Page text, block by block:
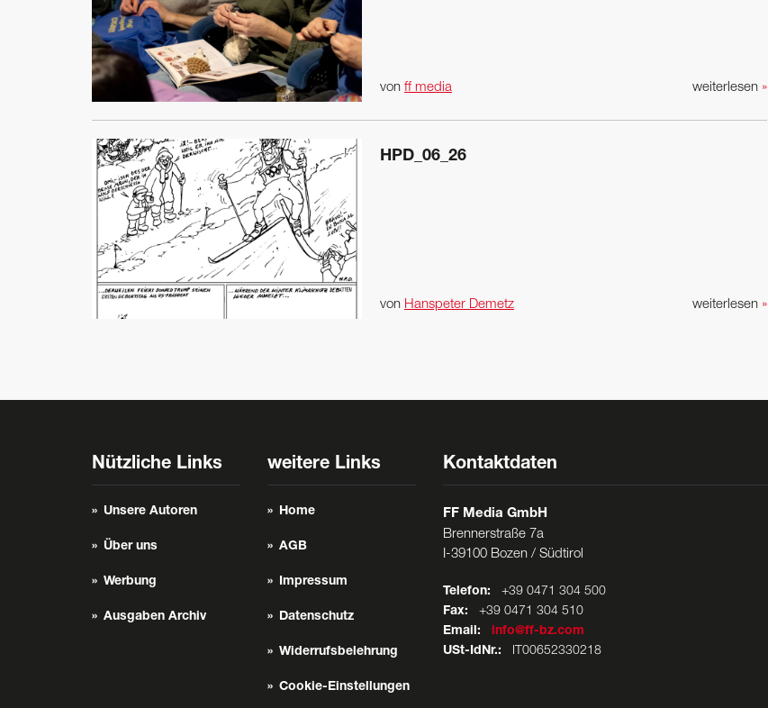
weiterlesen »
von ff media
HPD_06_26
weiterlesen »
von Hanspeter Demetz
Nützliche Links
Unsere Autoren
Über uns
Werbung
Ausgaben Archiv
weitere Links
Home
AGB
Impressum
Datenschutz
Widerrufsbelehrung
Cookie-Einstellungen
Kontaktdaten
FF Media GmbH
Brennerstraße 7a
I-39100 Bozen / Südtirol
Telefon: +39 0471 304 500
Fax: +39 0471 304 510
Email:
info@ff-bz.com
USt-IdNr.: IT00652330218